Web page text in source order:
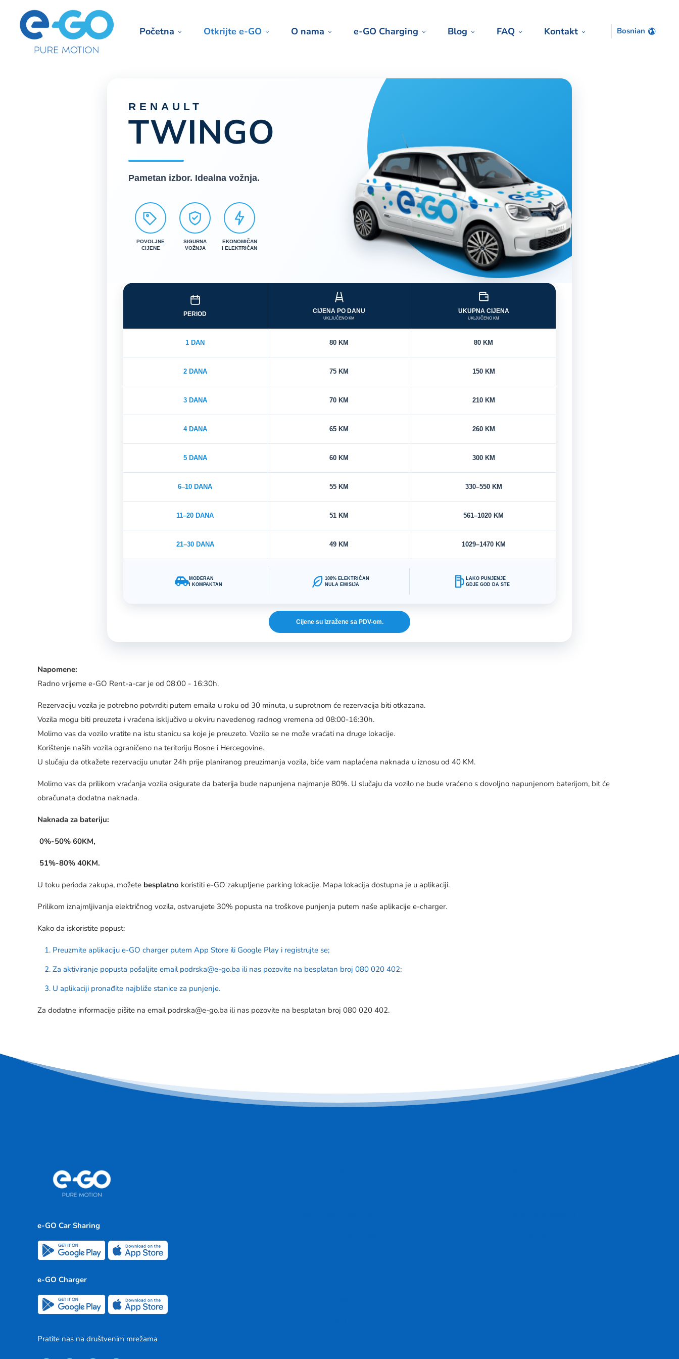
Početna Otkrijte e-GO O nama e-GO Charging Blog FAQ Kontakt Bosnian
RENAULT
TWINGO
Pametan izbor. Idealna vožnja.
POVOLJNE
CIJENE
SIGURNA
VOŽNJA
EKONOMIČAN
I ELEKTRIČAN
PERIOD CIJENA PO DANU
UKLJUČENO KM
UKUPNA CIJENA
UKLJUČENO KM
1 DAN 80 KM 80 KM
2 DANA 75 KM 150 KM
3 DANA 70 KM 210 KM
4 DANA 65 KM 260 KM
5 DANA 60 KM 300 KM
6–10 DANA 55 KM 330–550 KM
11–20 DANA 51 KM 561–1020 KM
21–30 DANA 49 KM 1029–1470 KM
MODERAN
I KOMPAKTAN
100% ELEKTRIČAN
NULA EMISIJA
LAKO PUNJENJE
GDJE GOD DA STE
Cijene su izražene sa PDV-om.
Napomene:
Radno vrijeme e-GO Rent-a-car je od 08:00 - 16:30h.
Rezervaciju vozila je potrebno potvrditi putem emaila u roku od 30 minuta, u suprotnom će rezervacija biti otkazana.
Vozila mogu biti preuzeta i vraćena isključivo u okviru navedenog radnog vremena od 08:00-16:30h.
Molimo vas da vozilo vratite na istu stanicu sa koje je preuzeto. Vozilo se ne može vraćati na druge lokacije.
Korištenje naših vozila ograničeno na teritoriju Bosne i Hercegovine.
U slučaju da otkažete rezervaciju unutar 24h prije planiranog preuzimanja vozila, biće vam naplaćena naknada u iznosu od 40 KM.
Molimo vas da prilikom vraćanja vozila osigurate da baterija bude napunjena najmanje 80%. U slučaju da vozilo ne bude vraćeno s dovoljno napunjenom baterijom, bit će
obračunata dodatna naknada.
Naknada za bateriju:
0%-50% 60KM,
51%-80% 40KM.
U toku perioda zakupa, možete besplatno koristiti e-GO zakupljene parking lokacije. Mapa lokacija dostupna je u aplikaciji.
Prilikom iznajmljivanja električnog vozila, ostvarujete 30% popusta na troškove punjenja putem naše aplikacije e-charger.
Kako da iskoristite popust:
Preuzmite aplikaciju e-GO charger putem App Store ili Google Play i registrujte se;
Za aktiviranje popusta pošaljite email podrska@e-go.ba ili nas pozovite na besplatan broj 080 020 402;
U aplikaciji pronađite najbliže stanice za punjenje.
Za dodatne informacije pišite na email podrska@e-go.ba ili nas pozovite na besplatan broj 080 020 402.
e-GO Car Sharing
e-GO Charger
Pratite nas na društvenim mrežama